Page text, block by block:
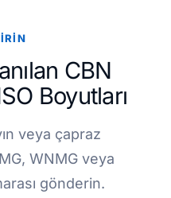
CBN
Boyutları
veya çapraz
WNMG veya
gönderin.